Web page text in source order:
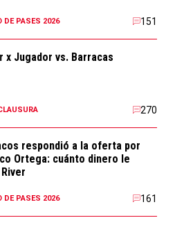
DE PASES 2026 151
x Jugador vs. Barracas
270
respondió a la oferta por
Ortega: cuánto dinero le
DE PASES 2026 161